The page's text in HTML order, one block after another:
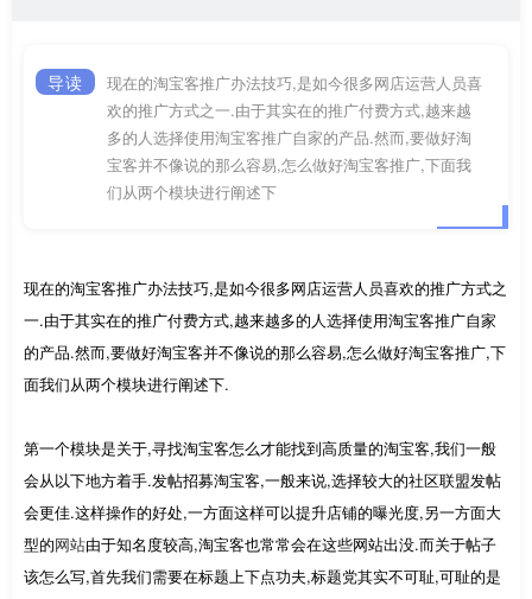
导读
现在的淘宝客推广办法技巧,是如今很多网店运营人员喜
欢的推广方式之一.由于其实在的推广付费方式,越来越
多的人选择使用淘宝客推广自家的产品.然而,要做好淘
宝客并不像说的那么容易,怎么做好淘宝客推广,下面我
们从两个模块进行阐述下
现在的淘宝客推广办法技巧,是如今很多网店运营人员喜欢的推广方式之
一.由于其实在的推广付费方式,越来越多的人选择使用淘宝客推广自家
的产品.然而,要做好淘宝客并不像说的那么容易,怎么做好淘宝客推广,下
面我们从两个模块进行阐述下.
第一个模块是关于,寻找淘宝客怎么才能找到高质量的淘宝客,我们一般
会从以下地方着手.发帖招募淘宝客,一般来说,选择较大的社区联盟发帖
会更佳.这样操作的好处,一方面这样可以提升店铺的曝光度,另一方面大
型的网站由于知名度较高,淘宝客也常常会在这些网站出没.而关于帖子
该怎么写,首先我们需要在标题上下点功夫,标题党其实不可耻,可耻的是